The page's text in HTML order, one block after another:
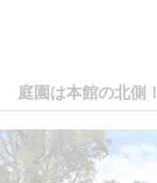
庭園は本館の北側！